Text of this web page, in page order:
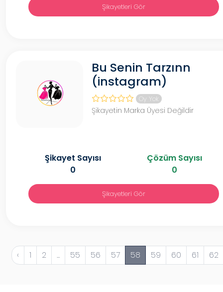
Şikayetleri Gör
Bu Senin Tarzınn
(instagram)
Oy Yok
Şikayetin Marka Üyesi Değildir
Şikayet Sayısı
0
Çözüm Sayısı
0
Şikayetleri Gör
‹ 1 2 ... 55 56 57 58 59 60 61 62